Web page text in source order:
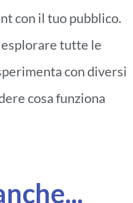
con il tuo pubblico.
tutte le
con diversi
cosa funziona